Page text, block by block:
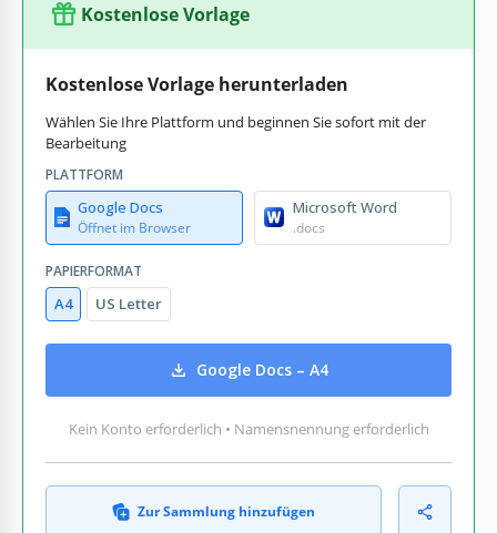
Kostenlose Vorlage
Kostenlose Vorlage herunterladen
Wählen Sie Ihre Plattform und beginnen Sie sofort mit der
Bearbeitung
PLATTFORM
Google Docs
Öffnet im Browser
Microsoft Word
.docs
PAPIERFORMAT
A4 US Letter
Google Docs – A4
Kein Konto erforderlich • Namensnennung erforderlich
Zur Sammlung hinzufügen